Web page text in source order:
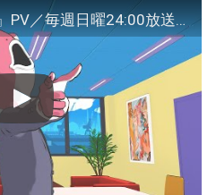
『ビジネスフィッシュ』PV／毎週日曜24:00放送中 TOKYO MX,BS11／Huluほかでも配信中